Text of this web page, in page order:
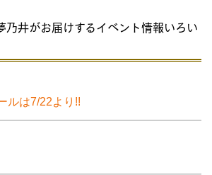
乃井がお届けするイベント情報いろい
ルは7/22より!!